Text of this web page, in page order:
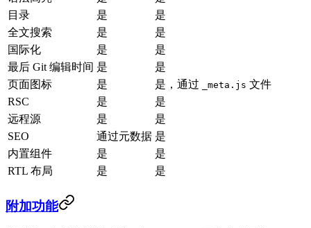
目录
是
是
全文搜索
是
是
国际化
是
是
最后 Git 编辑时间 是
是
页面图标
是 是，通过 _meta.js 文件
RSC
是
是
远程源
是
是
SEO
通过元数据 是
内置组件
是
是
RTL 布局
是 是
附加功能